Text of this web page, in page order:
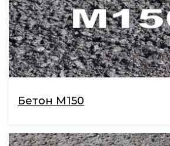
Бетон М150